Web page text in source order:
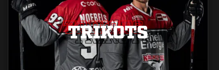
TRIKOTS
TRIKOTS
TRIKOTS